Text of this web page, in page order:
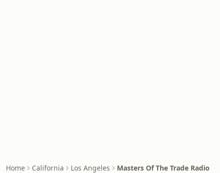
Home California Los Angeles Masters Of The Trade Radio